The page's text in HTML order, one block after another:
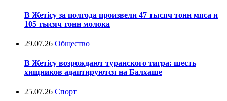
В Жетісу за полгода произвели 47 тысяч тонн мяса и
105 тысяч тонн молока
29.07.26 Общество
В Жетісу возрождают туранского тигра: шесть
хищников адаптируются на Балхаше
25.07.26 Спорт